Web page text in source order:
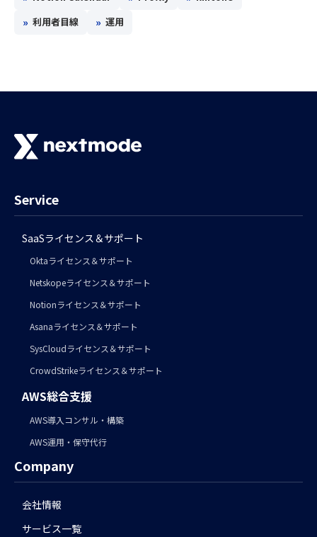
» 利用者目線 » 運用
Service
SaaSライセンス＆サポート
Oktaライセンス＆サポート
Netskopeライセンス＆サポート
Notionライセンス＆サポート
Asanaライセンス＆サポート
SysCloudライセンス＆サポート
CrowdStrikeライセンス＆サポート
AWS総合支援
AWS導入コンサル・構築
AWS運用・保守代行
Company
会社情報
サービス一覧